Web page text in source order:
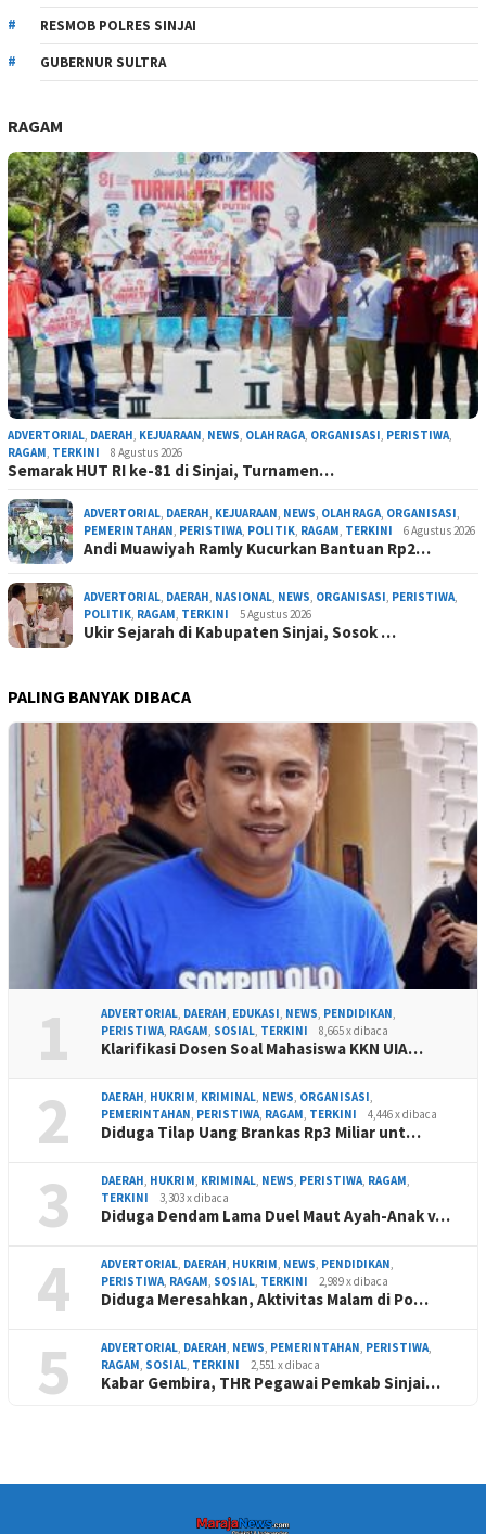
RESMOB POLRES SINJAI
GUBERNUR SULTRA
RAGAM
ADVERTORIAL, DAERAH, KEJUARAAN, NEWS, OLAHRAGA, ORGANISASI, PERISTIWA,
RAGAM, TERKINI 8 Agustus 2026
Semarak HUT RI ke-81 di Sinjai, Turnamen…
ADVERTORIAL, DAERAH, KEJUARAAN, NEWS, OLAHRAGA, ORGANISASI,
PEMERINTAHAN, PERISTIWA, POLITIK, RAGAM, TERKINI 6 Agustus 2026
Andi Muawiyah Ramly Kucurkan Bantuan Rp2…
ADVERTORIAL, DAERAH, NASIONAL, NEWS, ORGANISASI, PERISTIWA,
POLITIK, RAGAM, TERKINI 5 Agustus 2026
Ukir Sejarah di Kabupaten Sinjai, Sosok …
PALING BANYAK DIBACA
1 ADVERTORIAL, DAERAH, EDUKASI, NEWS, PENDIDIKAN,
PERISTIWA, RAGAM, SOSIAL, TERKINI 8,665 x dibaca
Klarifikasi Dosen Soal Mahasiswa KKN UIA…
2 DAERAH, HUKRIM, KRIMINAL, NEWS, ORGANISASI,
PEMERINTAHAN, PERISTIWA, RAGAM, TERKINI 4,446 x dibaca
Diduga Tilap Uang Brankas Rp3 Miliar unt…
3 DAERAH, HUKRIM, KRIMINAL, NEWS, PERISTIWA, RAGAM,
TERKINI
3,303 x dibaca
Diduga Dendam Lama Duel Maut Ayah-Anak v…
4 ADVERTORIAL, DAERAH, HUKRIM, NEWS, PENDIDIKAN,
PERISTIWA, RAGAM, SOSIAL, TERKINI 2,989 x dibaca
Diduga Meresahkan, Aktivitas Malam di Po…
5 ADVERTORIAL, DAERAH, NEWS, PEMERINTAHAN, PERISTIWA,
RAGAM, SOSIAL, TERKINI 2,551 x dibaca
Kabar Gembira, THR Pegawai Pemkab Sinjai…